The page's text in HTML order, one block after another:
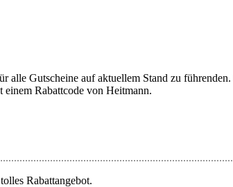
alle Gutscheine auf aktuellem Stand zu führenden.
Rabattcode von Heitmann.
Rabattangebot.